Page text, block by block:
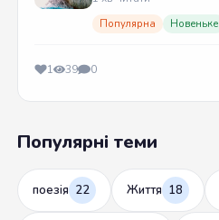
Популярна Новеньке
1 39 0
Популярні теми
поезія 22 Життя 18